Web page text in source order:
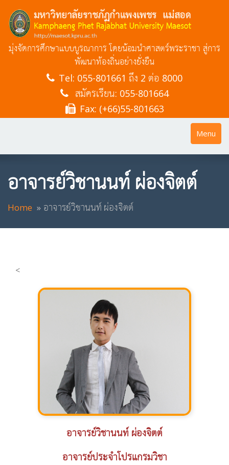
มุ่งจัดการศึกษาแบบบูรณาการ โดยน้อมนำศาสตร์พระราชา สู่การ
พัฒนาท้องถิ่นอย่างยั่งยืน
Tel: 055-801661 ถึง 2 ต่อ 8000
สมัครเรียน: 055-801664
Fax: (+66)55-801663
Toggle
Menu
อาจารย์วิชานนท์ ผ่องจิตต์
Home อาจารย์วิชานนท์ ผ่องจิตต์
<
อาจารย์วิชานนท์ ผ่องจิตต์
อาจารย์ประจำโปรแกรมวิชา